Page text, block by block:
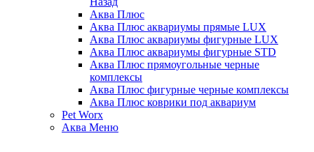
Аква Плюс
Аква Плюс аквариумы прямые LUX
Аква Плюс аквариумы фигурные LUX
Аква Плюс аквариумы фигурные STD
Аква Плюс прямоугольные черные
комплексы
Аква Плюс фигурные черные комплексы
Аква Плюс коврики под аквариум
Pet Worx
Аква Меню